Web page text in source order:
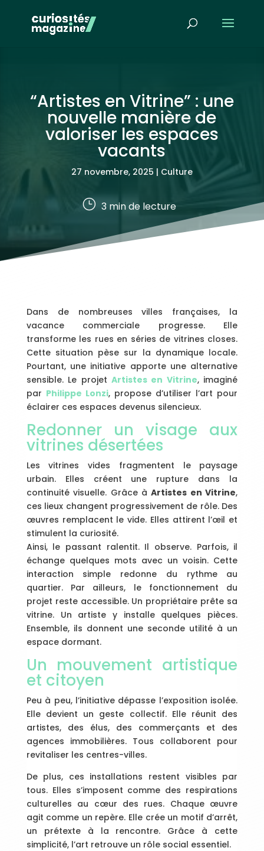
“Artistes en Vitrine” : une
nouvelle manière de
valoriser les espaces
vacants
27 novembre, 2025 | Culture
} 3min de lecture
Dans de nombreuses villes françaises, la
vacance commerciale progresse. Elle
transforme les rues en séries de vitrines closes.
Cette situation pèse sur la dynamique locale.
Pourtant, une initiative apporte une alternative
sensible. Le projet Artistes en Vitrine, imaginé
par Philippe Lonzi, propose d’utiliser l’art pour
éclairer ces espaces devenus silencieux.
Redonner un visage aux
vitrines désertées
Les vitrines vides fragmentent le paysage
urbain. Elles créent une rupture dans la
continuité visuelle. Grâce àArtistes en Vitrine,
ces lieux changent progressivement de rôle. Des
œuvres remplacent le vide. Elles attirent l’œil et
stimulent la curiosité.
Ainsi, le passant ralentit. Il observe. Parfois, il
échange quelques mots avec un voisin. Cette
interaction simple redonne du rythme au
quartier. Par ailleurs, le fonctionnement du
projet reste accessible. Un propriétaire prête sa
vitrine. Un artiste y installe quelques pièces.
Ensemble, ils donnent une seconde utilité à un
espace dormant.
Un mouvement artistique
et citoyen
Peu à peu, l’initiative dépasse l’exposition isolée.
Elle devient un geste collectif. Elle réunit des
artistes, des élus, des commerçants et des
agences immobilières. Tous collaborent pour
revitaliser les centres-villes.
De plus, ces installations restent visibles par
tous. Elles s’imposent comme des respirations
culturelles au cœur des rues. Chaque œuvre
agit comme un repère. Elle crée un motif d’arrêt,
un prétexte à la rencontre. Grâce à cette
simplicité, l’art retrouve un rôle social essentiel.